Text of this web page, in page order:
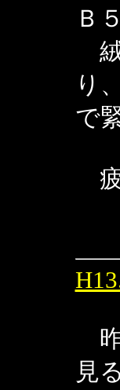
Ｂ
絨
り
で
疲
昨
見